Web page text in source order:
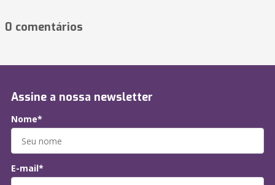
0 comentários
Assine a nossa newsletter
Nome*
E-mail*